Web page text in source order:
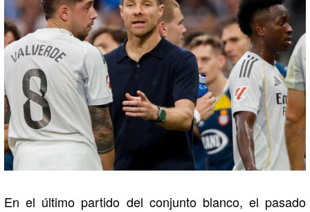
En el último partido del conjunto blanco, el pasado